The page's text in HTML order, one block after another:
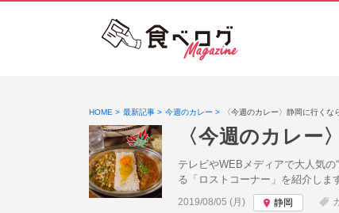
HOME 最新記事 今週のカレー 〈今週のカレー〉静岡に行く
〈今週のカレ
テレビやWEBメディアで大人気
る「ロストコーナー」を紹介しま
投稿日:
2019/08/05 (月) 静岡